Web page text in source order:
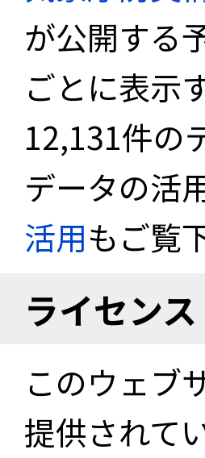
が公開する
ごとに表示
12,131件の
データの活
活用もご覧
ライセンス
このウェブ
提供されて